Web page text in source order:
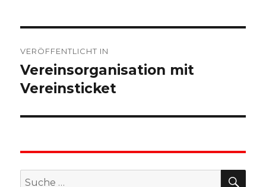
VERÖFFENTLICHT IN
Vereinsorganisation mit
Vereinsticket
Suche